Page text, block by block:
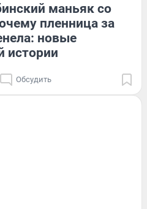
маньяк со
пленница за
новые
истории
Обсудить